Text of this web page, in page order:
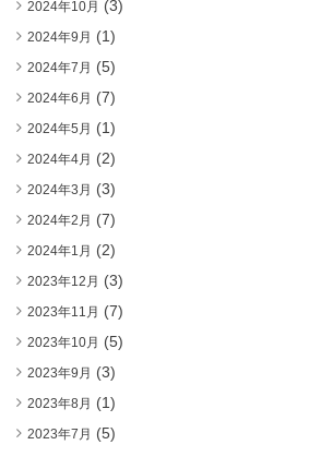
2024年10月 (3)
2024年9月 (1)
2024年7月 (5)
2024年6月 (7)
2024年5月 (1)
2024年4月 (2)
2024年3月 (3)
2024年2月 (7)
2024年1月 (2)
2023年12月 (3)
2023年11月 (7)
2023年10月 (5)
2023年9月 (3)
2023年8月 (1)
2023年7月 (5)